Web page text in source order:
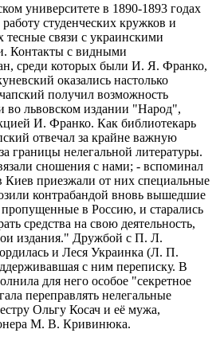
университете в 1890-1893 годах
студенческих кружков и
связи с украинскими
Контакты с видными
среди которых были И. Я. Франко,
оказались настолько
получил возможность
во львовском издании "Народ",
И. Франко. Как библиотекарь
отвечал за крайне важную
границы нелегальной литературы.
сношения с нами; - вспоминал
Киев приезжали от них специальные
контрабандой вновь вышедшие
в Россию, и старались
средства на свою деятельность,
издания." Дружбой с П. Л.
и Леся Украинка (Л. П.
с ним переписку. В
для него особое "секретное
переправлять нелегальные
Ольгу Косач и её мужа,
М. В. Кривинюка.